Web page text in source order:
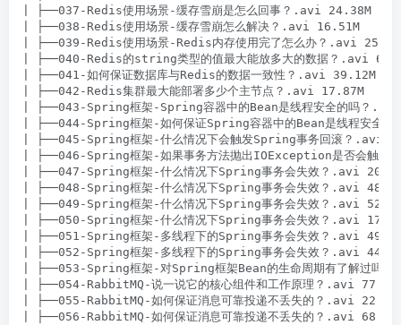
| ├──037-Redis使用场景-缓存雪崩是怎么回事？.avi 24.38M
| ├──038-Redis使用场景-缓存雪崩怎么解决？.avi 16.51M
| ├──039-Redis使用场景-Redis内存使用完了怎么办？.avi
| ├──040-Redis的string类型的值最大能放多大的数据？.avi
| ├──041-如何保证数据库与Redis的数据一致性？.avi 39.12M
| ├──042-Redis集群最大能部署多少个主节点？.avi 17.87M
| ├──043-Spring框架-Spring容器中的Bean是线程安全的吗？
| ├──044-Spring框架-如何保证Spring容器中的Bean是线程安全
| ├──045-Spring框架-什么情况下会触发Spring事务回滚？.avi
| ├──046-Spring框架-如果事务方法抛出IOException是否会触
| ├──047-Spring框架-什么情况下Spring事务会失效？.avi
| ├──048-Spring框架-什么情况下Spring事务会失效？.avi
| ├──049-Spring框架-什么情况下Spring事务会失效？.avi
| ├──050-Spring框架-什么情况下Spring事务会失效？.avi
| ├──051-Spring框架-多线程下的Spring事务会失效？.avi
| ├──052-Spring框架-多线程下的Spring事务会失效？.avi
| ├──053-Spring框架-对Spring框架Bean的生命周期有了解过吗
| ├──054-RabbitMQ-说一说它的核心组件和工作原理？.avi
| ├──055-RabbitMQ-如何保证消息可靠投递不丢失的？.avi
| ├──056-RabbitMQ-如何保证消息可靠投递不丢失的？.avi